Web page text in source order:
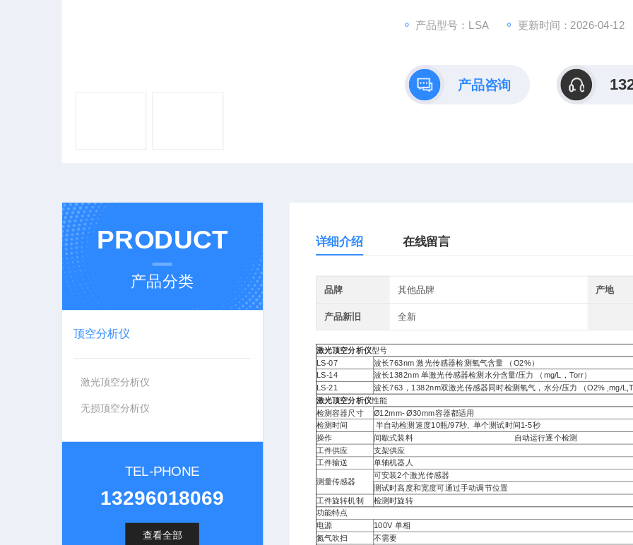
产品型号：LSA 更新时间：2026-04-12
产品咨询
PRODUCT
产品分类
顶空分析仪
激光顶空分析仪
无损顶空分析仪
TEL-PHONE
13296018069
查看全部
详细介绍 在线留言
品牌 其他品牌 产地
产品新旧 全新
激光顶空分析仪型号
LS-07
波长763nm 激光传感器检测氧气含量 （O2%）
LS-14
波长1382nm 单激光传感器检测水分含量/压力 （mg/L，Torr）
LS-21
波长763，1382nm双激光传感器同时检测氧气，水分/压力 （O2% ,mg/
激光顶空分析仪性能
检测容器尺寸
Ø12mm- Ø30mm容器都适用
检测时间
半自动检测速度10瓶/97秒, 单个测试时间1-5秒
操作 间歇式装料 自动运行逐个检测
工件供应 支架供应
工件输送 单轴机器人
测量传感器
可安装2个激光传感器
测试时高度和宽度可通过手动调节位置
工件旋转机制
检测时旋转
功能特点
电源
100V 单相
氮气吹扫
不需要